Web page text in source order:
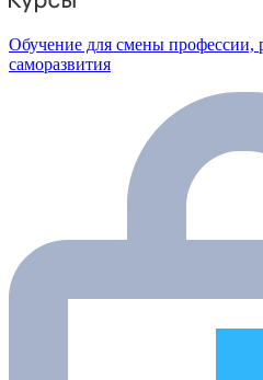
Обучение для смены профессии,
саморазвития